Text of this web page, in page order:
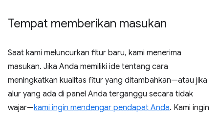
Tempat memberikan masukan
Saat kami meluncurkan fitur baru, kami menerima
masukan. Jika Anda memiliki ide tentang cara
meningkatkan kualitas fitur yang ditambahkan—atau jika
alur yang ada di panel Anda terganggu secara tidak
wajar—kami ingin mendengar pendapat Anda. Kami ingin